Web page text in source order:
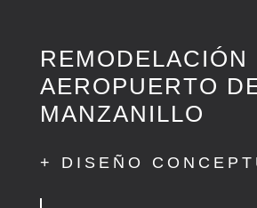
REMODELACIÓN
AEROPUERTO
MANZANILLO
+ DISEÑO